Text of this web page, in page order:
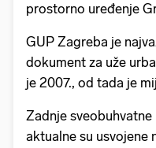
prostorno uređenje
GUP Zagreba je
dokument za uže
je 2007., od tada je
Zadnje sveobuhvatne
aktualne su usvojene